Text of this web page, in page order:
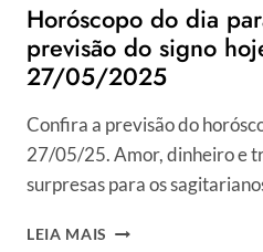
Horóscopo do dia
previsão do signo
27/05/2025
Confira a previsão do
27/05/25. Amor, dinheiro e
surpresas para os
LEIA MAIS HORÓSCOPO